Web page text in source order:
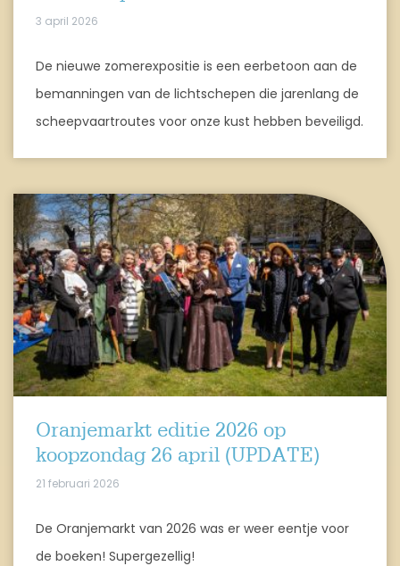
3 april 2026
De nieuwe zomerexpositie is een eerbetoon aan de
bemanningen van de lichtschepen die jarenlang de
scheepvaartroutes voor onze kust hebben beveiligd.
Oranjemarkt editie 2026 op
koopzondag 26 april (UPDATE)
21 februari 2026
De Oranjemarkt van 2026 was er weer eentje voor
de boeken! Supergezellig!